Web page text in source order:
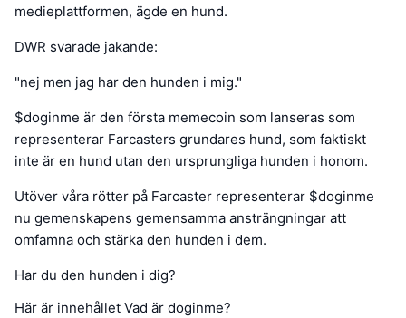
medieplattformen, ägde en hund.
DWR svarade jakande:
"nej men jag har den hunden i mig."
$doginme är den första memecoin som lanseras som
representerar Farcasters grundares hund, som faktiskt
inte är en hund utan den ursprungliga hunden i honom.
Utöver våra rötter på Farcaster representerar $doginme
nu gemenskapens gemensamma ansträngningar att
omfamna och stärka den hunden i dem.
Har du den hunden i dig?
Här är innehållet Vad är doginme?